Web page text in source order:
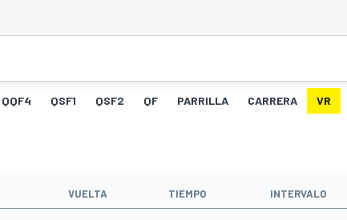
QQF4 QSF1 QSF2 QF PARRILLA CARRERA VR
VUELTA TIEMPO INTERVALO